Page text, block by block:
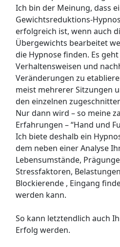
Ich bin der Meinung, dass
Gewichtsreduktions-
erfolgreich ist, wenn auch
Übergewichts bearbeitet
die Hypnose finden. Es
Verhaltensweisen und
Veränderungen zu
meist mehrerer Sitzungen
den einzelnen
Nur dann wird – so meine
Erfahrungen – “Hand und
Ich biete deshalb ein
dem neben einer Analyse
Lebensumstände,
Stressfaktoren,
Blockierende , Eingang
werden kann.
So kann letztendlich auch
Erfolg werden.